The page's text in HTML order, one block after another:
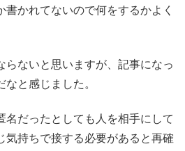
書かれてないので何をするかよく
らないと思いますが、記事になっ
と感じました。
名だったとしても人を相手にして
気持ちで接する必要があると再確